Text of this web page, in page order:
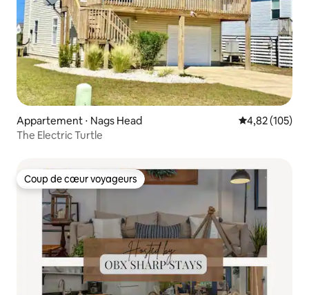
Appartement ⋅ Nags Head Évaluation
4,82 (105)
The Electric Turtle
Coup de cœur voyageurs
Coup de cœur voyageurs